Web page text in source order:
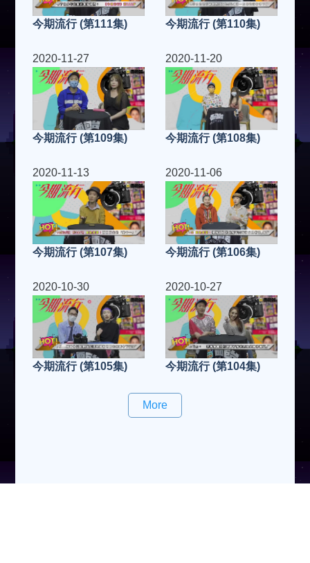
今期流行 (第111集) 今期流行 (第110集)
2020-11-27
今期流行 (第109集)
2020-11-20
今期流行 (第108集)
2020-11-13
今期流行 (第107集)
2020-11-06
今期流行 (第106集)
2020-10-30
今期流行 (第105集)
2020-10-27
今期流行 (第104集)
More